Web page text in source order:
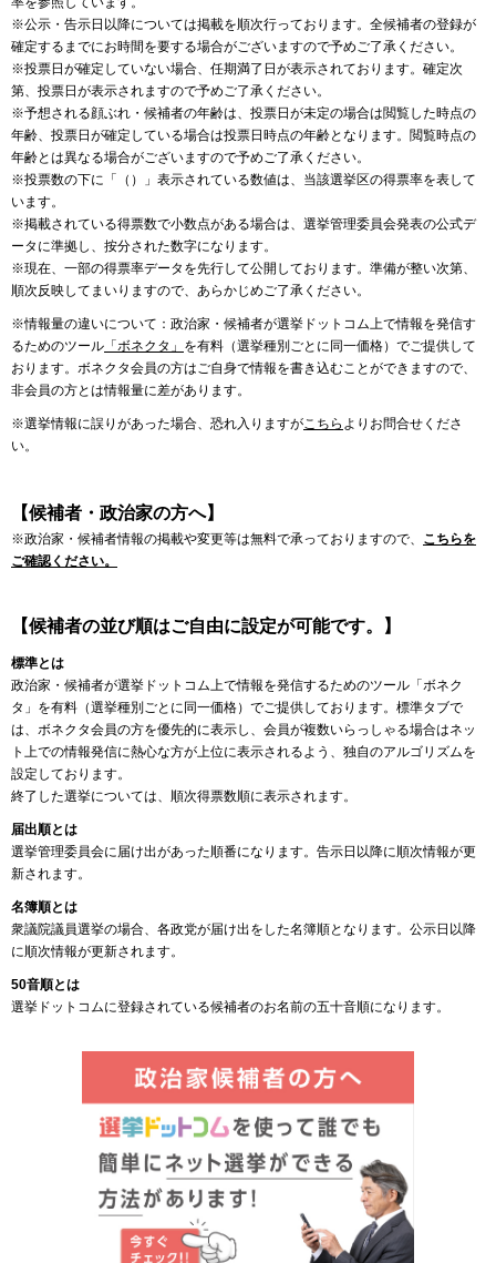
※公示・告示日以降については掲載を順次行っております。全候補者の登録が
確定するまでにお時間を要する場合がございますので予めご了承ください。
※投票日が確定していない場合、任期満了日が表示されております。確定次
第、投票日が表示されますので予めご了承ください。
※予想される顔ぶれ・候補者の年齢は、投票日が未定の場合は閲覧した時点の
年齢、投票日が確定している場合は投票日時点の年齢となります。閲覧時点の
年齢とは異なる場合がございますので予めご了承ください。
※投票数の下に「（）」表示されている数値は、当該選挙区の得票率を表して
います。
※掲載されている得票数で小数点がある場合は、選挙管理委員会発表の公式デ
ータに準拠し、按分された数字になります。
※現在、一部の得票率データを先行して公開しております。準備が整い次第、
順次反映してまいりますので、あらかじめご了承ください。
※情報量の違いについて：政治家・候補者が選挙ドットコム上で情報を発信す
るためのツール 「ボネクタ」 を有料（選挙種別ごとに同一価格）でご提供して
おります。ボネクタ会員の方はご自身で情報を書き込むことができますので、
非会員の方とは情報量に差があります。
※選挙情報に誤りがあった場合、恐れ入りますがこちら よりお問合せくださ
い。
【候補者・政治家の方へ】
※政治家・候補者情報の掲載や変更等は無料で承っておりますので、 こちらを
ご確認ください。
【候補者の並び順はご自由に設定が可能です。】
標準とは
政治家・候補者が選挙ドットコム上で情報を発信するためのツール「ボネク
タ」を有料（選挙種別ごとに同一価格）でご提供しております。標準タブで
は、ボネクタ会員の方を優先的に表示し、会員が複数いらっしゃる場合はネッ
ト上での情報発信に熱心な方が上位に表示されるよう、独自のアルゴリズムを
設定しております。
終了した選挙については、順次得票数順に表示されます。
届出順とは
選挙管理委員会に届け出があった順番になります。告示日以降に順次情報が更
新されます。
名簿順とは
衆議院議員選挙の場合、各政党が届け出をした名簿順となります。公示日以降
に順次情報が更新されます。
50音順とは
選挙ドットコムに登録されている候補者のお名前の五十音順になります。